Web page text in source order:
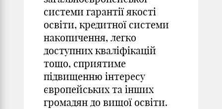
системи гарантії якості
освіти, кредитної системи
накопичення, легко
доступних кваліфікацій
тощо, сприятиме
підвищенню інтересу
європейських та інших
громадян до вищої освіти.